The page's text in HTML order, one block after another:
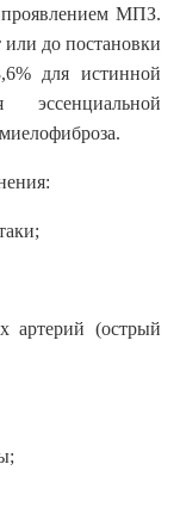
проявлением МПЗ.
до постановки
для истинной
артерий (острый